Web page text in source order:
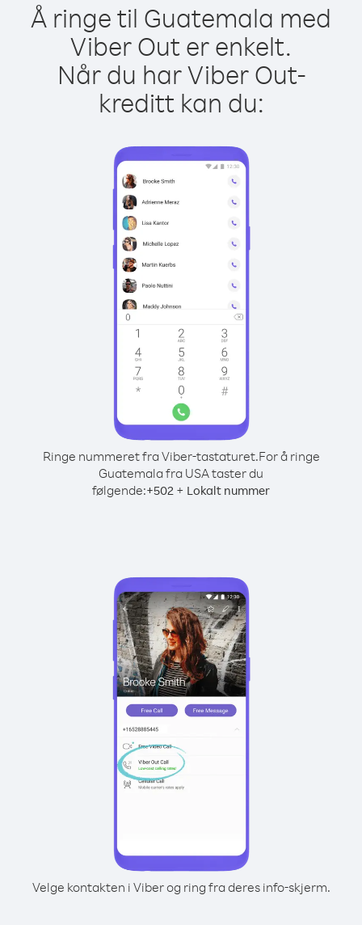
Å ringe til Guatemala med
Viber Out er enkelt.
Når du har Viber Out-
kreditt kan du:
Ringe nummeret fra Viber-tastaturet.For å ringe
Guatemala fra USA taster du
følgende:+502 + Lokalt nummer
Velge kontakten i Viber og ring fra deres info-skjerm.